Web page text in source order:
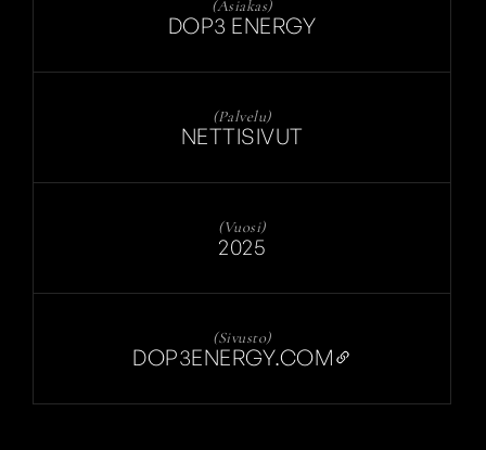
(Asiakas)
DOP3 ENERGY
(Palvelu)
NETTISIVUT
(Vuosi)
2025
(Sivusto)
DOP3ENERGY.COM